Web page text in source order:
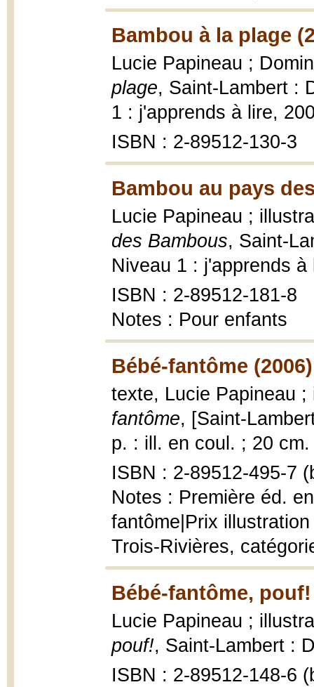
Bambou à la plage
Lucie Papineau ;
plage, Saint-Lambert :
1 : j'apprends à lire,
ISBN : 2-89512-130-3
Bambou au pays
Lucie Papineau ;
des Bambous, Saint-
Niveau 1 : j'apprends à
ISBN : 2-89512-181-8
Notes : Pour enfants
Bébé-fantôme (2006)
texte, Lucie Papineau
fantôme, [Saint-
p. : ill. en coul. ; 20 cm.
ISBN : 2-89512-495-7
Notes : Première éd.
fantôme|Prix
Trois-Rivières,
Bébé-fantôme, pouf!
Lucie Papineau ;
pouf!, Saint-Lambert :
ISBN : 2-89512-148-6